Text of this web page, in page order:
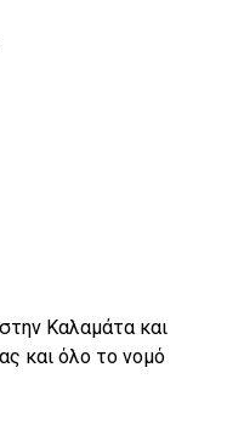
Καλαμάτα και
και όλο το νομό